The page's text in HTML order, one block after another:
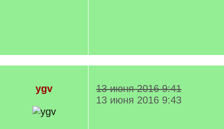
ygv
13 июня 2016 9:41
13 июня 2016 9:43